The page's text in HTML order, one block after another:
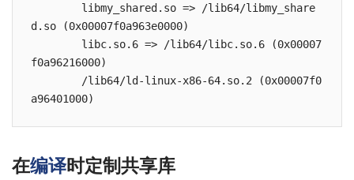
        libmy_shared.so => /lib64/libmy_share
d.so (0x00007f0a963e0000)
        libc.so.6 => /lib64/libc.so.6 (0x00007
f0a96216000)
        /lib64/ld-linux-x86-64.so.2 (0x00007f0
在编译时定制共享库